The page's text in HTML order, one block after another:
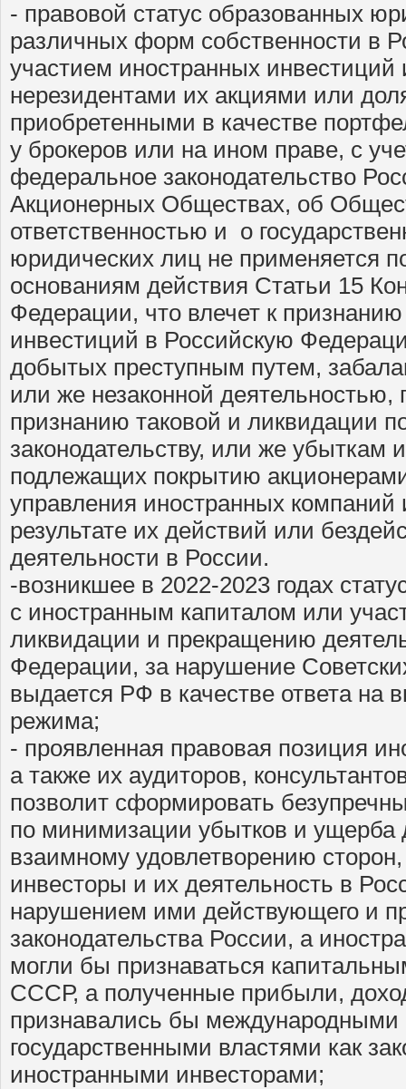
- правовой статус образованных
различных форм собственности в
участием иностранных инвестиций
нерезидентами их акциями или
приобретенными в качестве
у брокеров или на ином праве, с
федеральное законодательство
Акционерных Обществах, об
ответственностью и о
юридических лиц не применяется
основаниям действия Статьи 15
Федерации, что влечет к
инвестиций в Российскую
добытых преступным путем,
или же незаконной
признанию таковой и ликвидации
законодательству, или же убыткам
подлежащих покрытию
управления иностранных компаний
результате их действий или
деятельности в России.
-возникшее в 2022-2023 годах
с иностранным капиталом или
ликвидации и прекращению
Федерации, за нарушение
выдается РФ в качестве ответа на
режима;
- проявленная правовая позиция
а также их аудиторов,
позволит сформировать
по минимизации убытков и ущерба
взаимному удовлетворению
инвесторы и их деятельность в
нарушением ими действующего и
законодательства России, а
могли бы признаваться
СССР, а полученные прибыли,
признавались бы международными
государственными властями как
иностранными инвесторами;